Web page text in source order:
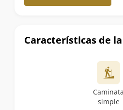
Características de
Caminata
simple